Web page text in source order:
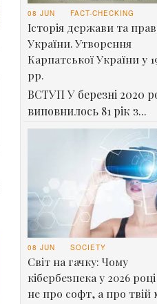
08 JUN FACT-CHECKING
Історія держави та
України. Утворення
Карпатської України у
рр.
ВСТУП У березні 2020
виповнилось 81 рік з...
08 JUN SOCIETY
Світ на гачку: Чому
кібербезпека у 2026
не про софт, а про твій